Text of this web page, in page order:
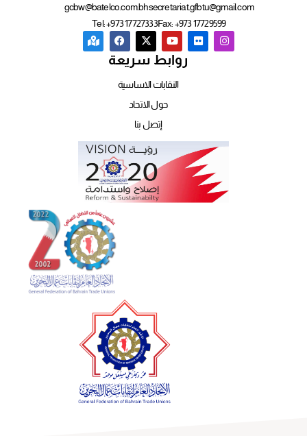
gcbw@batelco.com.bhsecretariat.gfbtu@gmail.com
Tel: +973 17727333Fax: +973 17729599
روابط سريعة
النقابات الاساسية
حول الاتحاد
إتصل بنا